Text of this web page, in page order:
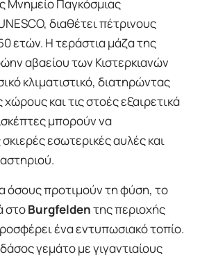
Μνημείο Παγκόσμιας
διαθέτει πέτρινους
ετών. Η τεράστια μάζα της
αβαείου των Κιστερκιανών
κλιματιστικό, διατηρώντας
και τις στοές εξαιρετικά
μπορούν να
εσωτερικές αυλές και
όσους προτιμούν τη φύση, το
στοBurgfeldenτης περιοχής
ένα εντυπωσιακό τοπίο.
γεμάτο με γιγαντιαίους